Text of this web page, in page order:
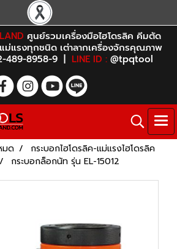
ศูนย์รวมเครื่องมือไฮโดรลิค คีมตัด
ม่แรงทุกชนิด เต่าลากเครื่องจักรคุณภาพ
489-8958-9 | LINE ID :@tpqtool
มด
กระบอกไฮโดรลิค-แม่แรงไฮโดรลิค
กระบอกล็อกนัท รุ่น EL-15012